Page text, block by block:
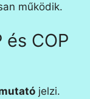
működik.
és COP
jelzi.